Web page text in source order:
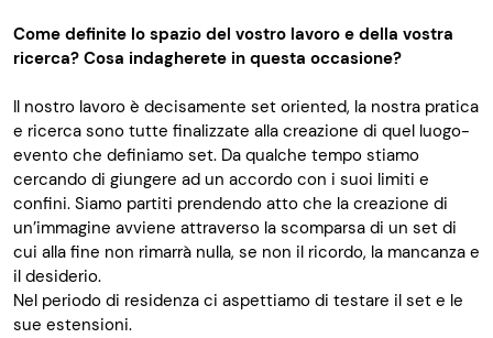
Come definite lo spazio del vostro lavoro e della vostra
ricerca? Cosa indagherete in questa occasione?
Il nostro lavoro è decisamente set oriented, la nostra pratica
e ricerca sono tutte finalizzate alla creazione di quel luogo-
evento che definiamo set. Da qualche tempo stiamo
cercando di giungere ad un accordo con i suoi limiti e
confini. Siamo partiti prendendo atto che la creazione di
un’immagine avviene attraverso la scomparsa di un set di
cui alla fine non rimarrà nulla, se non il ricordo, la mancanza e
il desiderio.
Nel periodo di residenza ci aspettiamo di testare il set e le
sue estensioni.